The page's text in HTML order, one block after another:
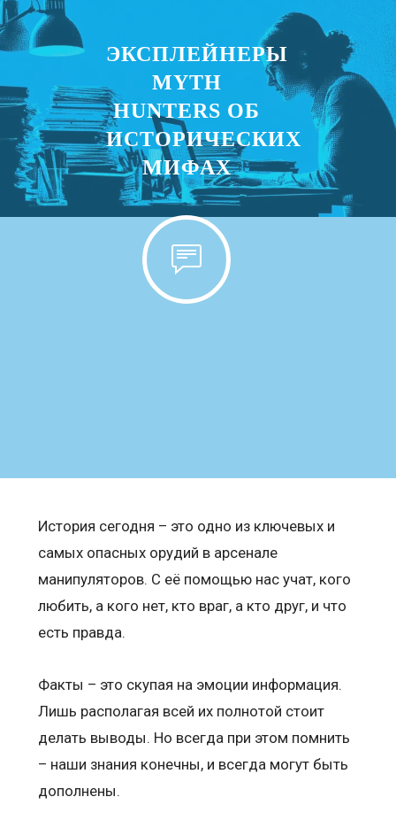
ЭКСПЛЕЙНЕРЫ
MYTH
HUNTERS ОБ
ИСТОРИЧЕСКИХ
МИФАХ
История сегодня – это одно из ключевых и
самых опасных орудий в арсенале
манипуляторов. С её помощью нас учат, кого
любить, а кого нет, кто враг, а кто друг, и что
есть правда.
Факты – это скупая на эмоции информация.
Лишь располагая всей их полнотой стоит
делать выводы. Но всегда при этом помнить
– наши знания конечны, и всегда могут быть
дополнены.